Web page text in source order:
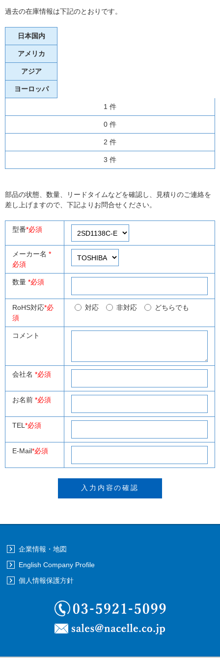
過去の在庫情報は下記のとおりです。
日本国内
アメリカ
アジア
ヨーロッパ
1 件
0 件
2 件
3 件
部品の状態、数量、リードタイムなどを確認し、見積りのご連絡を
差し上げますので、下記よりお問合せください。
型番*必須
メーカー名 *
必須
数量 *必須
RoHS対応*必
須
対応 非対応 どちらでも
コメント
会社名 *必須
お名前 *必須
TEL *必須
E-Mail*必須
企業情報・地図
English Company Profile
個人情報保護方針